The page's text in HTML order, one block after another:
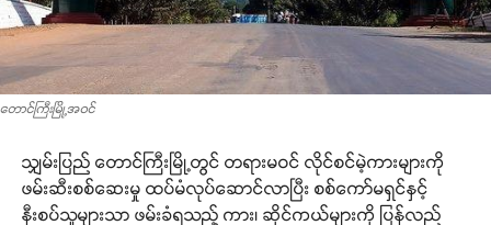
တောင်ကြီးမြို့အဝင်
သျှမ်းပြည် တောင်ကြီးမြို့တွင် တရားမဝင် လိုင်စင်မဲ့ကားများကို
ဖမ်းဆီးစစ်ဆေးမှု ထပ်မံလုပ်ဆောင်လာပြီး စစ်ကော်မရှင်နှင့်
နီးစပ်သူများသာ ဖမ်းခံရသည့် ကား၊ ဆိုင်ကယ်များကို ပြန်လည်